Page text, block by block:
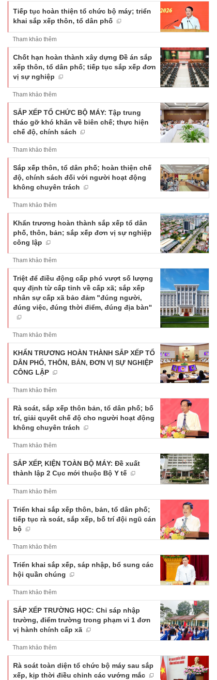
Tiếp tục hoàn thiện tổ chức bộ máy; triển
khai sắp xếp thôn, tổ dân phố
Tham khảo thêm
Chốt hạn hoàn thành xây dựng Đề án sắp
xếp thôn, tổ dân phố; tiếp tục sắp xếp đơn
vị sự nghiệp
Tham khảo thêm
SẮP XẾP TỔ CHỨC BỘ MÁY: Tập trung
tháo gỡ khó khăn về biên chế; thực hiện
chế độ, chính sách
Tham khảo thêm
Sắp xếp thôn, tổ dân phố; hoàn thiện chế
độ, chính sách đối với người hoạt động
không chuyên trách
Tham khảo thêm
Khẩn trương hoàn thành sắp xếp tổ dân
phố, thôn, bản; sắp xếp đơn vị sự nghiệp
công lập
Tham khảo thêm
Triệt để điều động cấp phó vượt số lượng
quy định từ cấp tỉnh về cấp xã; sắp xếp
nhân sự cấp xã bảo đảm "đúng người,
đúng việc, đúng thời điểm, đúng địa bàn"
Tham khảo thêm
KHẨN TRƯƠNG HOÀN THÀNH SẮP XẾP TỔ
DÂN PHỐ, THÔN, BẢN, ĐƠN VỊ SỰ NGHIỆP
CÔNG LẬP
Tham khảo thêm
Rà soát, sắp xếp thôn bản, tổ dân phố; bố
trí, giải quyết chế độ cho người hoạt động
không chuyên trách
Tham khảo thêm
SẮP XẾP, KIỆN TOÀN BỘ MÁY: Đề xuất
thành lập 2 Cục mới thuộc Bộ Y tế
Tham khảo thêm
Triển khai sắp xếp thôn, bản, tổ dân phố;
tiếp tục rà soát, sắp xếp, bố trí đội ngũ cán
bộ
Tham khảo thêm
Triển khai sắp xếp, sáp nhập, bổ sung các
hội quần chúng
Tham khảo thêm
SẮP XẾP TRƯỜNG HỌC: Chỉ sáp nhập
trường, điểm trường trong phạm vi 1 đơn
vị hành chính cấp xã
Tham khảo thêm
Rà soát toàn diện tổ chức bộ máy sau sắp
xếp, kịp thời điều chỉnh các vướng mắc